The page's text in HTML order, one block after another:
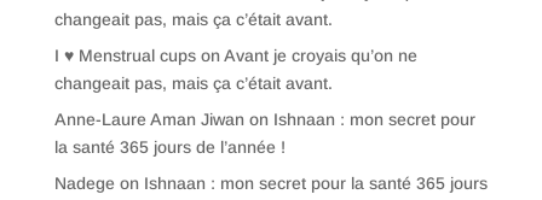
changeait pas, mais ça c’était avant.
I ♥ Menstrual cupson Avant je croyais qu’on ne
changeait pas, mais ça c’était avant.
Anne-Laure Aman Jiwan on Ishnaan : mon secret pour
la santé 365 jours de l’année !
Nadege on Ishnaan : mon secret pour la santé 365 jours